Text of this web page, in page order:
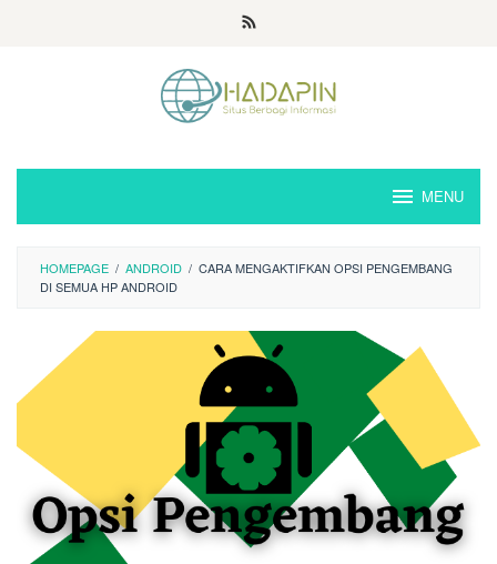
MENU
HOMEPAGE / ANDROID / CARA MENGAKTIFKAN OPSI PENGEMBANG
DI SEMUA HP ANDROID